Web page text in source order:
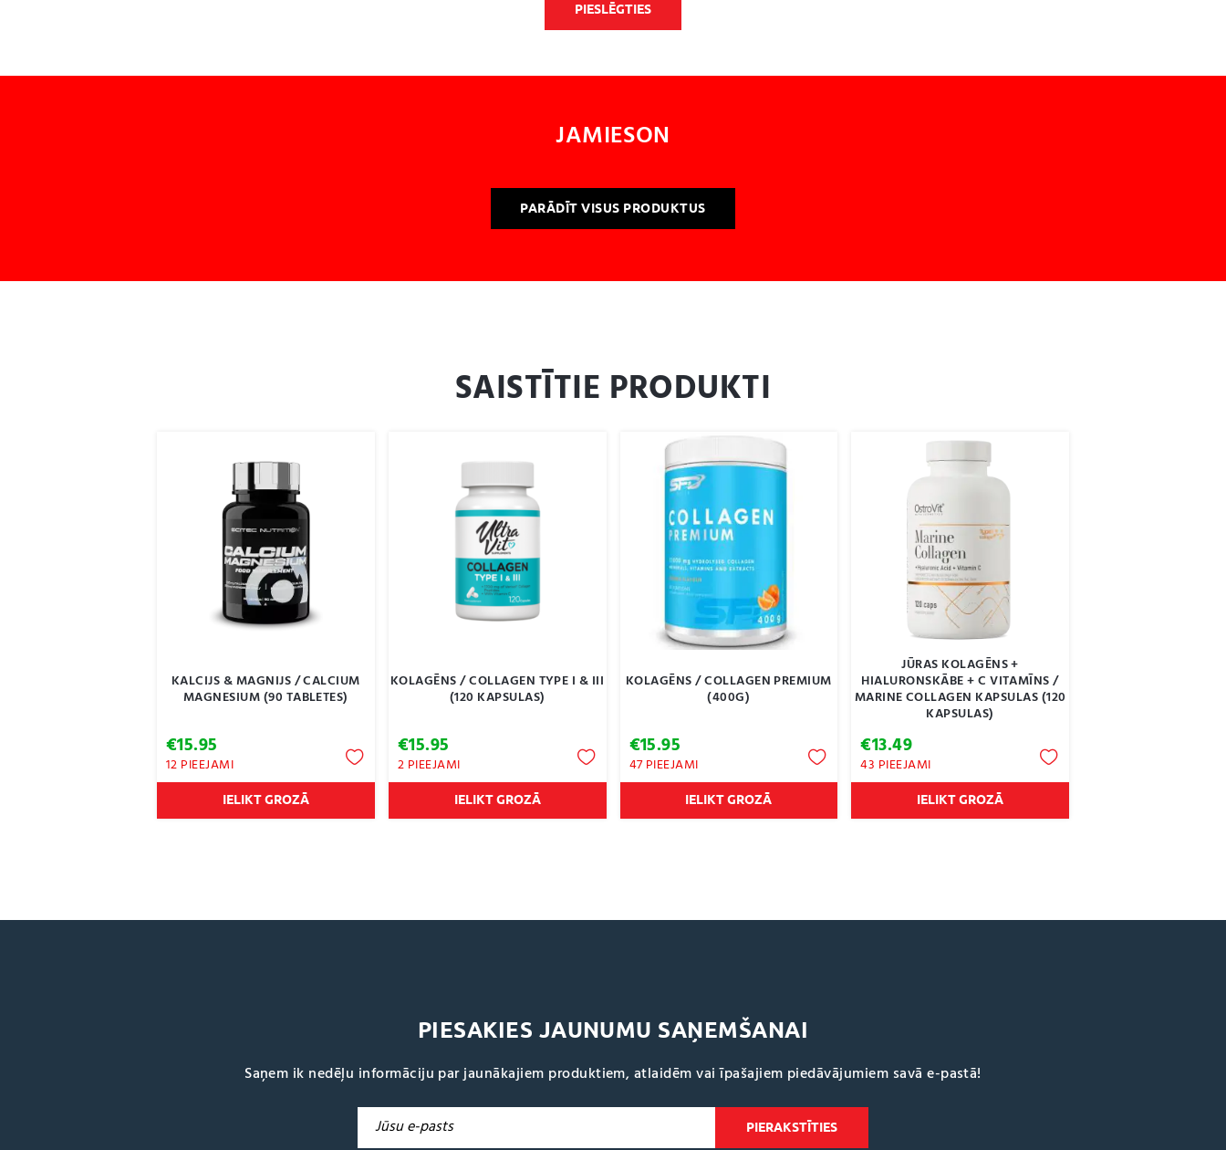
PIESLĒGTIES
JAMIESON
PARĀDĪT VISUS PRODUKTUS
SAISTĪTIE PRODUKTI
KALCIJS & MAGNIJS / CALCIUM
MAGNESIUM (90 TABLETES)
€15.95
12 PIEEJAMI
IELIKT GROZĀ
KOLAGĒNS / COLLAGEN TYPE I & III
(120 KAPSULAS)
€15.95
2 PIEEJAMI
IELIKT GROZĀ
KOLAGĒNS / COLLAGEN PREMIUM
(400G)
€15.95
47 PIEEJAMI
IELIKT GROZĀ
JŪRAS KOLAGĒNS +
HIALURONSKĀBE + C VITAMĪNS /
MARINE COLLAGEN KAPSULAS (120
KAPSULAS)
€13.49
43 PIEEJAMI
IELIKT GROZĀ
PIESAKIES JAUNUMU SAŅEMŠANAI
Saņem ik nedēļu informāciju par jaunākajiem produktiem, atlaidēm vai īpašajiem piedāvājumiem savā e-pastā!